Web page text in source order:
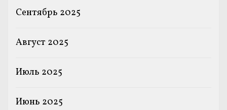
Сентябрь 2025
Август 2025
Июль 2025
Июнь 2025